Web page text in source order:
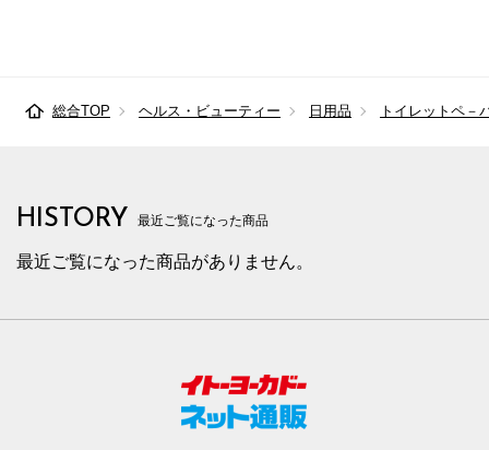
総合TOP ヘルス・ビューティー 日用品 トイレットペ－
HISTORY 最近ご覧になった商品
最近ご覧になった商品がありません。